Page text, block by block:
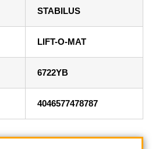
STABILUS
LIFT-O-MAT
6722YB
4046577478787